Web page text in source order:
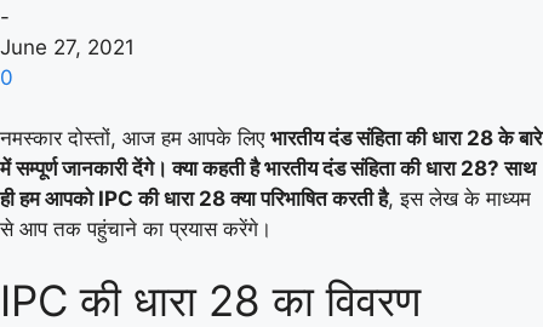
-
June 27, 2021
0
नमस्कार दोस्तों, आज हम आपके लिए भारतीय दंड संहिता की धारा 28 के बारे
में सम्पूर्ण जानकारी देंगे। क्या कहती है भारतीय दंड संहिता की धारा 28? साथ
ही हम आपको IPC की धारा 28 क्या परिभाषित करती है, इस लेख के माध्यम
से आप तक पहुंचाने का प्रयास करेंगे।
IPC की धारा 28 का विवरण